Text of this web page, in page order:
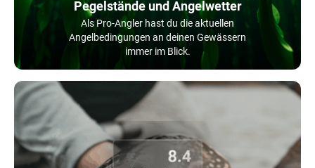
Pegelstände und Angelwetter
Als Pro-Angler hast du die aktuellen
Angelbedingungen an deinen Gewässern
immer im Blick.